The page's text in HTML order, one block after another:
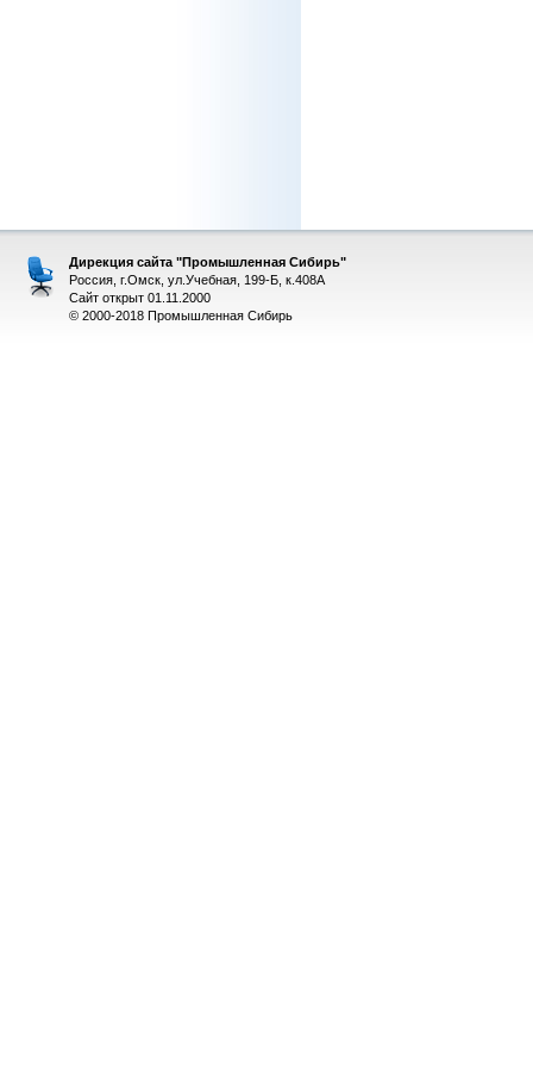
Дирекция сайта "Промышленная Сибирь"
Россия, г.Омск, ул.Учебная, 199-Б, к.408А
Сайт открыт 01.11.2000
© 2000-2018 Промышленная Сибирь